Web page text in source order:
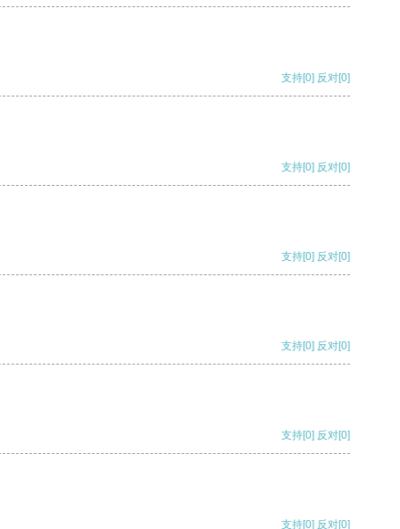
支持[0] 反对[0]
支持[0] 反对[0]
支持[0] 反对[0]
支持[0] 反对[0]
支持[0] 反对[0]
支持[0] 反对[0]